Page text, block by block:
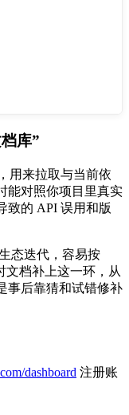
库”
用来拉取与当前依
能对照你项目里真实
致的 API 误用和版
态迭代，容易按
文档补上这一环，从
事后靠猜和试错修补
dashboard 注册账